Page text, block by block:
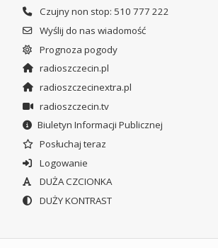
Czujny non stop: 510 777 222
Wyślij do nas wiadomość
Prognoza pogody
radioszczecin.pl
radioszczecinextra.pl
radioszczecin.tv
Biuletyn Informacji Publicznej
Posłuchaj teraz
Logowanie
DUŻA CZCIONKA
DUŻY KONTRAST